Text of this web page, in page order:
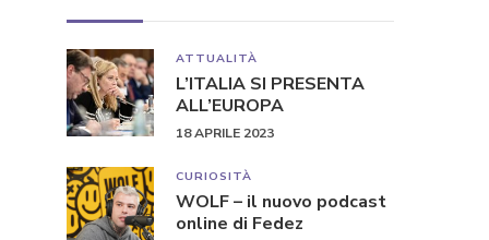
ATTUALITÀ
L’ITALIA SI PRESENTA
ALL’EUROPA
18 APRILE 2023
CURIOSITÀ
WOLF – il nuovo podcast
online di Fedez